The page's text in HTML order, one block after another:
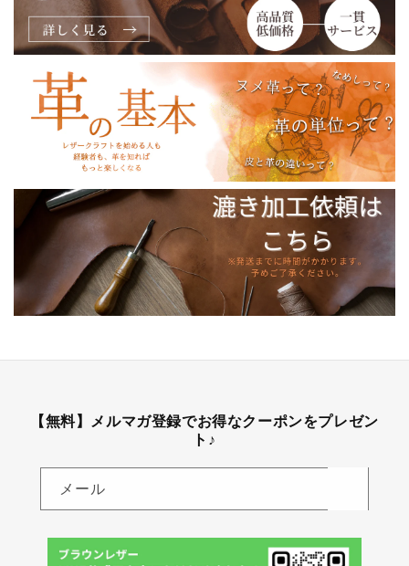
【無料】メルマガ登録でお得なクーポンをプレゼン
ト♪
メール